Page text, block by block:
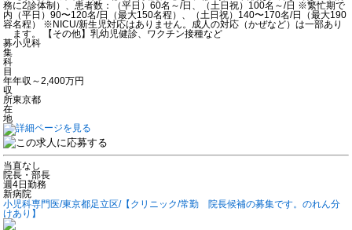
務
内
容
に2診体制）、患者数：（平日）60名～/日、（土日祝）100名～/日 ※繁忙期で
（平日）90〜120名/日（最大150名程）、（土日祝）140〜170名/日（最大190
名程） ※NICU/新生児対応はありません。成人の対応（かぜなど）は一部あり
ます。 【その他】乳幼児健診、ワクチン接種など
募
集
科
目
小児科
年
収
年収～2,400万円
所
在
地
東京都
当直なし
院長・部長
週4日勤務
新病院
小児科専門医/東京都足立区/【クリニック/常勤 院長候補の募集です。のれん分
けあり】